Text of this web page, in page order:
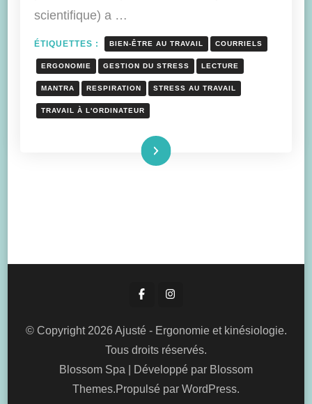
scientifique) a …
ÉTIQUETTES : BIEN-ÊTRE AU TRAVAIL COURRIELS
ERGONOMIE GESTION DU STRESS LECTURE
MANTRA RESPIRATION STRESS AU TRAVAIL
TRAVAIL À L'ORDINATEUR
Lire la suite
© Copyright 2026 Ajusté - Ergonomie et kinésiologie.
Tous droits réservés.
Blossom Spa | Développé par Blossom
Themes.Propulsé par WordPress.